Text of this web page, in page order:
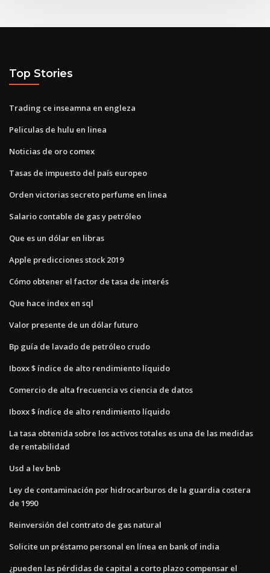
Top Stories
Trading ce inseamna en engleza
Peliculas de hulu en linea
Noticias de oro comex
Tasas de impuesto del país europeo
Orden victorias secreto perfume en linea
Salario contable de gas y petróleo
Que es un dólar en libras
Apple predicciones stock 2019
Cómo obtener el factor de tasa de interés
Que hace index en sql
Valor presente de un dólar futuro
Bp guía de lavado de petróleo crudo
Iboxx $ índice de alto rendimiento líquido
Comercio de alta frecuencia vs ciencia de datos
Iboxx $ índice de alto rendimiento líquido
La tasa obtenida sobre los activos totales es una de las medidas
de rentabilidad
Usd a lev bnb
Ley de contaminación por hidrocarburos de la guardia costera
de 1990
Reinversión del contrato de gas natural
Solicite un préstamo personal en línea en bank of india
¿pueden las pérdidas de capital a corto plazo compensar el